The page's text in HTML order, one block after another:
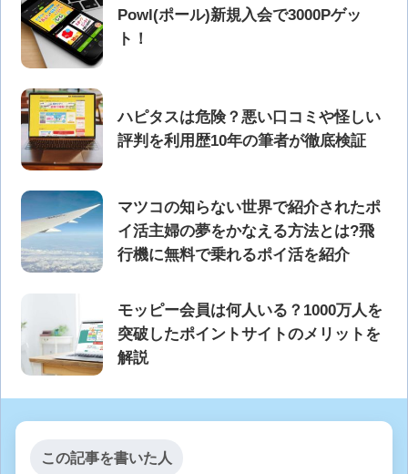
Powl(ポール)新規入会で3000Pゲッ
ト！
ハピタスは危険？悪い口コミや怪しい
評判を利用歴10年の筆者が徹底検証
マツコの知らない世界で紹介されたポ
イ活主婦の夢をかなえる方法とは?飛
行機に無料で乗れるポイ活を紹介
モッピー会員は何人いる？1000万人を
突破したポイントサイトのメリットを
解説
この記事を書いた人